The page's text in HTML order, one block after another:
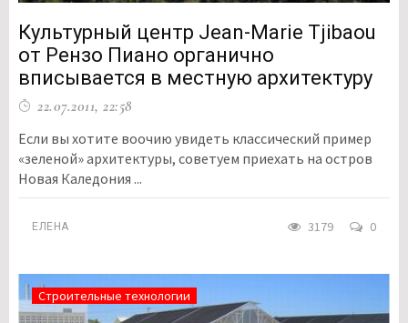
Культурный центр Jean-Marie Tjibaou
от Рензо Пиано органично
вписывается в местную архитектуру
22.07.2011, 22:58
Если вы хотите воочию увидеть классический пример
«зеленой» архитектуры, советуем приехать на остров
Новая Каледония ...
ЕЛЕНА 3179 0
Строительные технологии